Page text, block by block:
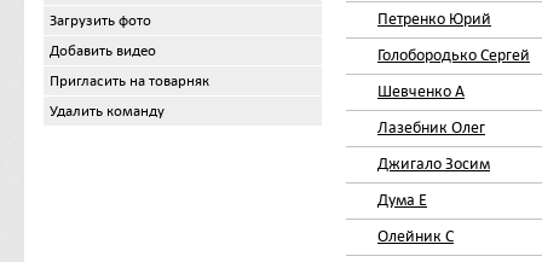
Загрузить фото
Добавить видео
Пригласить на товарняк
Удалить команду
Петренко Юрий
Голобородько Сергей
Шевченко А
Лазебник Олег
Джигало Зосим
Дума Е
Олейник С